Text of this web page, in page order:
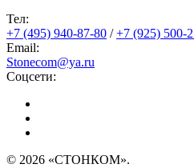
Тел:
+7 (495) 940-87-80 /+7 (925) 500-
Email:
Stonecom@ya.ru
Соцсети:
© 2026 «СТОНКОМ».